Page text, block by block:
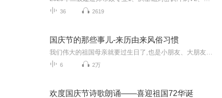
36 2619
国庆节的那些事儿-来历由来风俗习惯
6 2万
欢度国庆节诗歌朗诵——喜迎祖国72华诞